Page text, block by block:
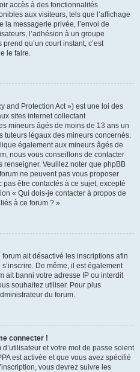
accès à des fonctionnalités
aux visiteurs, tels que l’affichage
la messagerie privée, l’envoi de
l’adhésion à un groupe
qu’un court instant, c’est
le faire.
and Protection Act ») est une loi des
sites internet collectant
mineurs âgés de moins de 13 ans un
tuteurs légaux des mineurs concernés.
également aux mineurs âgés de
nous vous conseillons de contacter
Veuillez noter que phpBB
ne peuvent pas vous proposer
être contactés à ce sujet, excepté
« Qui dois-je contacter à propos de
à ce forum ? ».
forum ait désactivé les inscriptions afin
De même, il est également
ait banni votre adresse IP ou interdit
souhaitez utiliser. Pour plus
du forum.
connecter !
et votre mot de passe soient
est activée et que vous avez spécifié
vous devrez suivre les